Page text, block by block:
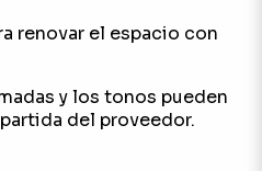
renovar el espacio con
y los tonos pueden
del proveedor.